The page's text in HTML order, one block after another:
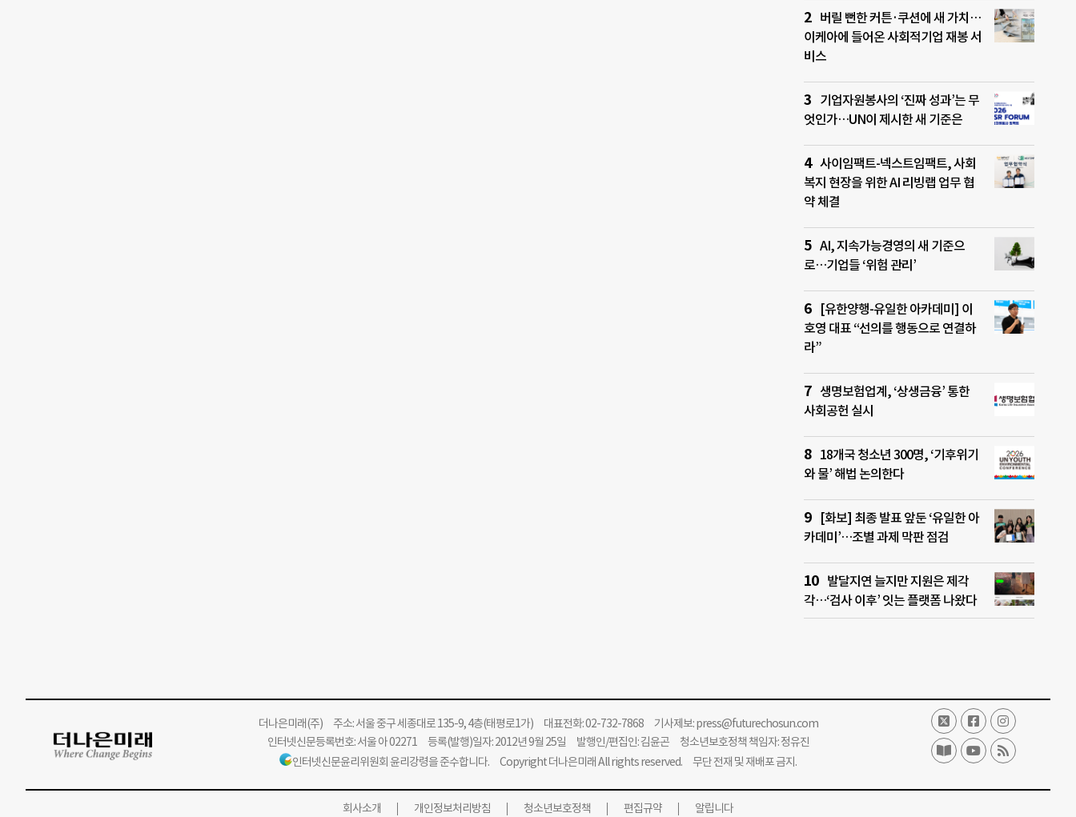
버릴 뻔한 커튼·쿠션에 새 가치…
이케아에 들어온 사회적기업 재봉 서
비스
기업자원봉사의 ‘진짜 성과’는 무
엇인가…UN이 제시한 새 기준은
사이임팩트-넥스트임팩트, 사회
복지 현장을 위한 AI 리빙랩 업무 협
약 체결
AI, 지속가능경영의 새 기준으
로…기업들 ‘위험 관리’
[유한양행-유일한 아카데미] 이
호영 대표 “선의를 행동으로 연결하
라”
생명보험업계, ‘상생금융’ 통한
사회공헌 실시
18개국 청소년 300명, ‘기후위기
와 물’ 해법 논의한다
[화보] 최종 발표 앞둔 ‘유일한 아
카데미’…조별 과제 막판 점검
발달지연 늘지만 지원은 제각
각…‘검사 이후’ 잇는 플랫폼 나왔다
더나은미래(주)주소: 서울 중구 세종대로 135-9, 4층(태평로1가) 대표전화: 02-732-7868 기사제보:press@futurechosun.com
인터넷신문등록번호: 서울 아 02271 등록(발행)일자: 2012년 9월 25일 발행인/편집인: 김윤곤 청소년보호정책 책임자: 정유진
인터넷신문윤리위원회 윤리강령을 준수합니다. Copyright 더나은미래 All rights reserved. 무단 전재 및 재배포 금지.
회사소개 개인정보처리방침 청소년보호정책 편집규약 알립니다